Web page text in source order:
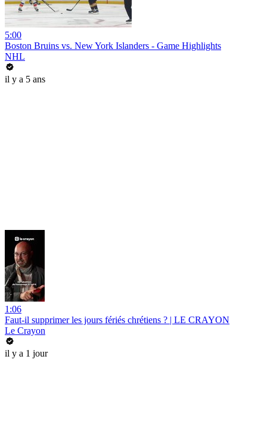
5:00
Boston Bruins vs. New York Islanders - Game Highlights
NHL
il y a 5 ans
1:06
Faut-il supprimer les jours fériés chrétiens ? | LE CRAYON
Le Crayon
il y a 1 jour